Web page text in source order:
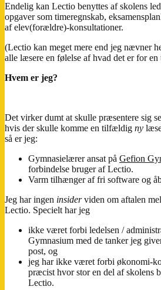
Endelig kan Lectio benyttes af skolens
opgaver som timeregnskab,
af elev(forældre)-konsultationer.
(Lectio kan meget mere end jeg nævner
alle læsere en følelse af hvad det er for
Hvem er jeg?
Det virker dumt at skulle præsentere sig
hvis der skulle komme en tilfældig ny
så er jeg:
Gymnasielærer ansat på Gefion
forbindelse bruger af Lectio.
Varm tilhænger af fri software og
Jeg har ingen insiderviden om aftalen
Lectio. Specielt har jeg
ikke været forbi ledelsen /
Gymnasium med de tanker jeg
post, og
jeg har ikke været forbi økonomi-
præcist hvor stor en del af skolens
Lectio.